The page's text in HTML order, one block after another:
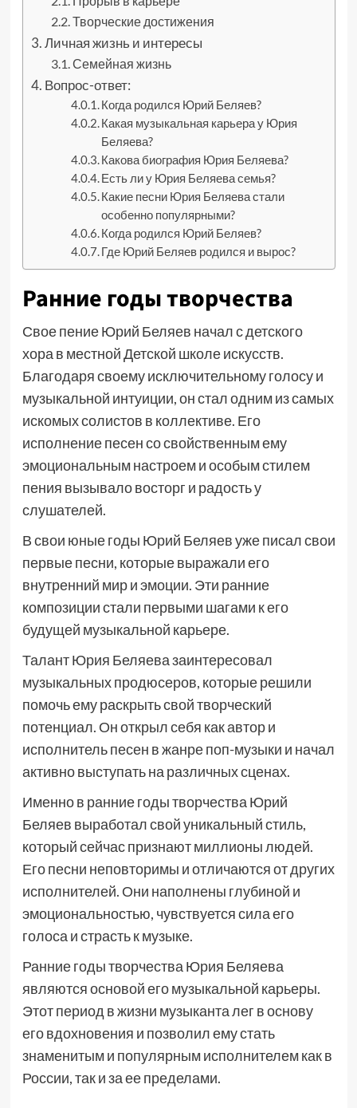
Творческие достижения
Личная жизнь и интересы
Семейная жизнь
Вопрос-ответ:
Когда родился Юрий Беляев?
Какая музыкальная карьера у Юрия
Беляева?
Какова биография Юрия Беляева?
Есть ли у Юрия Беляева семья?
Какие песни Юрия Беляева стали
особенно популярными?
Когда родился Юрий Беляев?
Где Юрий Беляев родился и вырос?
Ранние годы творчества
Свое пение Юрий Беляев начал с детского
хора в местной Детской школе искусств.
Благодаря своему исключительному голосу и
музыкальной интуиции, он стал одним из самых
искомых солистов в коллективе. Его
исполнение песен со свойственным ему
эмоциональным настроем и особым стилем
пения вызывало восторг и радость у
слушателей.
В свои юные годы Юрий Беляев уже писал свои
первые песни, которые выражали его
внутренний мир и эмоции. Эти ранние
композиции стали первыми шагами к его
будущей музыкальной карьере.
Талант Юрия Беляева заинтересовал
музыкальных продюсеров, которые решили
помочь ему раскрыть свой творческий
потенциал. Он открыл себя как автор и
исполнитель песен в жанре поп-музыки и начал
активно выступать на различных сценах.
Именно в ранние годы творчества Юрий
Беляев выработал свой уникальный стиль,
который сейчас признают миллионы людей.
Его песни неповторимы и отличаются от других
исполнителей. Они наполнены глубиной и
эмоциональностью, чувствуется сила его
голоса и страсть к музыке.
Ранние годы творчества Юрия Беляева
являются основой его музыкальной карьеры.
Этот период в жизни музыканта лег в основу
его вдохновения и позволил ему стать
знаменитым и популярным исполнителем как в
России, так и за ее пределами.